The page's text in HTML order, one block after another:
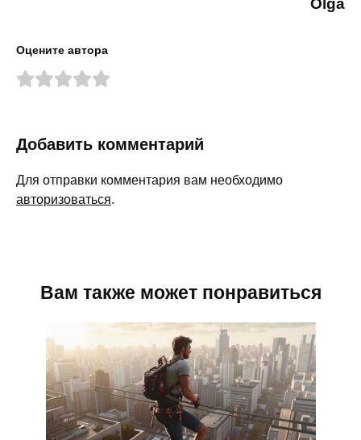
Olga
Оцените автора
Добавить комментарий
Для отправки комментария вам необходимо
авторизоваться.
Вам также может понравиться